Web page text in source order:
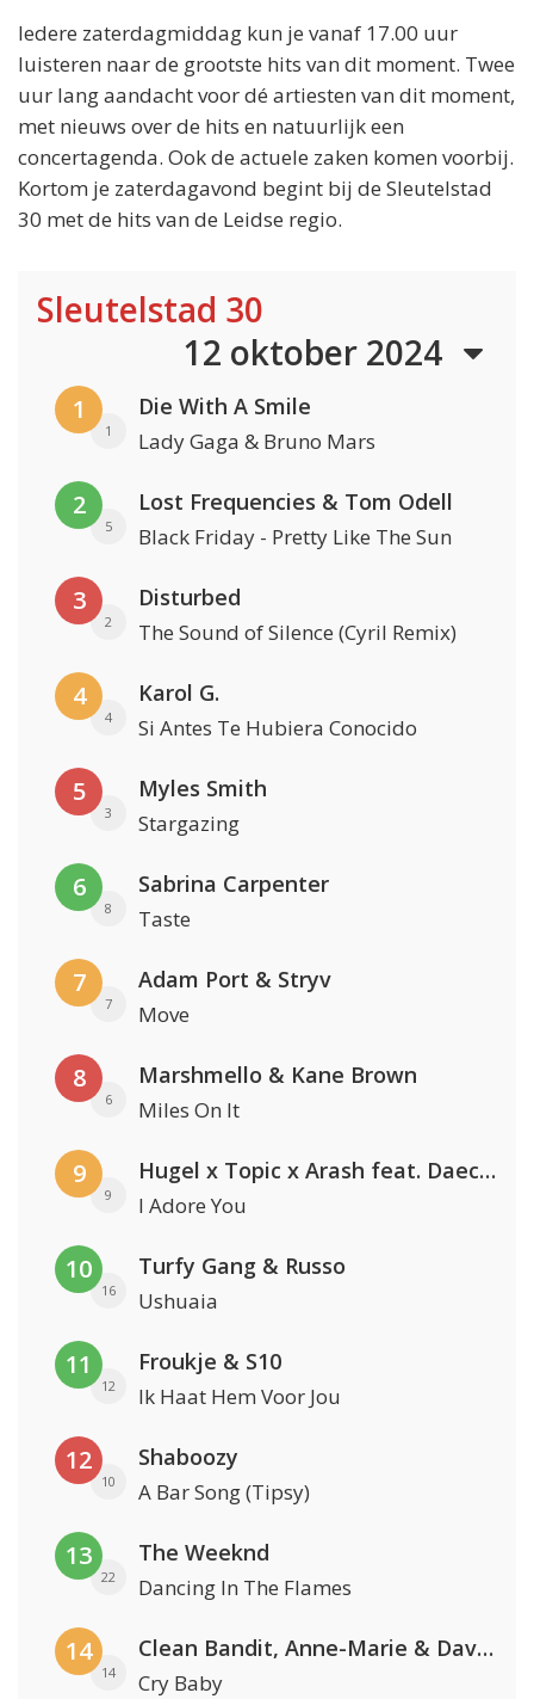
Iedere zaterdagmiddag kun je vanaf 17.00 uur
luisteren naar de grootste hits van dit moment. Twee
uur lang aandacht voor dé artiesten van dit moment,
met nieuws over de hits en natuurlijk een
concertagenda. Ook de actuele zaken komen voorbij.
Kortom je zaterdagavond begint bij de Sleutelstad
30 met de hits van de Leidse regio.
Sleutelstad 30
12 oktober 2024
1
1
Die With A Smile
Lady Gaga & Bruno Mars
2
5
Lost Frequencies & Tom Odell
Black Friday - Pretty Like The Sun
3
2
Disturbed
The Sound of Silence (Cyril Remix)
4
4
Karol G.
Si Antes Te Hubiera Conocido
5
3
Myles Smith
Stargazing
6
8
Sabrina Carpenter
Taste
7
7
Adam Port & Stryv
Move
8
6
Marshmello & Kane Brown
Miles On It
9
9
Hugel x Topic x Arash feat. Daecolm
I Adore You
10
16
Turfy Gang & Russo
Ushuaia
11
12
Froukje & S10
Ik Haat Hem Voor Jou
12
10
Shaboozy
A Bar Song (Tipsy)
13
22
The Weeknd
Dancing In The Flames
14
14
Clean Bandit, Anne-Marie & David Guetta
Cry Baby